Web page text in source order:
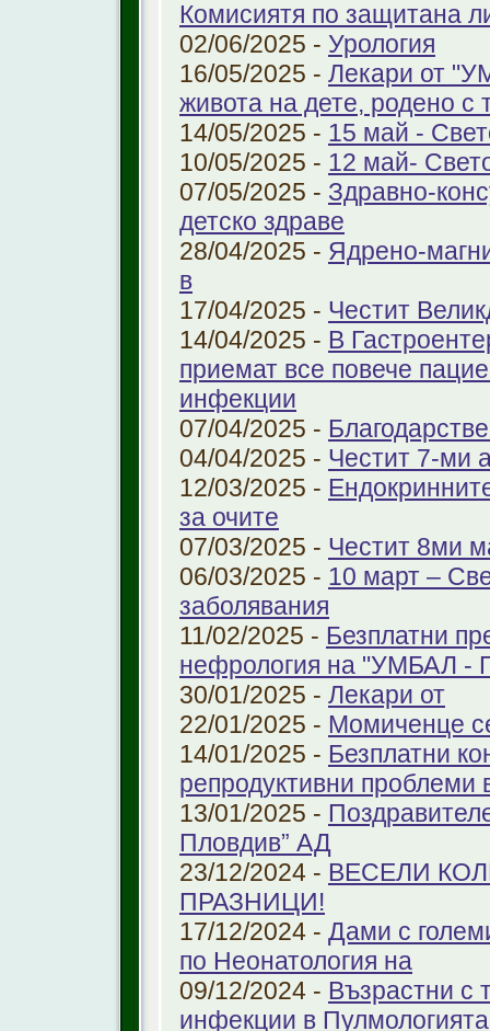
Комисиятя по защитана
02/06/2025 - Урология
16/05/2025 - Лекари от
живота на дете, родено с
14/05/2025 - 15 май -
10/05/2025 - 12 май-
07/05/2025 - Здравно-
детско здраве
28/04/2025 - Ядрено-
в
17/04/2025 - Честит
14/04/2025 - В
приемат все повече
инфекции
07/04/2025 -
04/04/2025 - Честит 7-ми
12/03/2025 -
за очите
07/03/2025 - Честит 8ми
06/03/2025 - 10 март –
заболявания
11/02/2025 - Безплатни
нефрология на "УМБАЛ -
30/01/2025 - Лекари от
22/01/2025 - Момиченце
14/01/2025 - Безплатни
репродуктивни
13/01/2025 -
Пловдив” АД
23/12/2024 - ВЕСЕЛИ
ПРАЗНИЦИ!
17/12/2024 - Дами с
по Неонатология на
09/12/2024 - Възрастни с
инфекции в